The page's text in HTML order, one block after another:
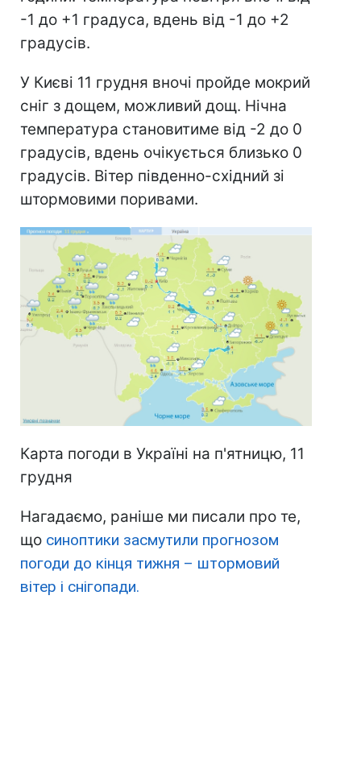
-1 до +1 градуса, вдень від -1 до +2
градусів.
У Києві 11 грудня вночі пройде мокрий
сніг з дощем, можливий дощ. Нічна
температура становитиме від -2 до 0
градусів, вдень очікується близько 0
градусів. Вітер південно-східний зі
штормовими поривами.
Карта погоди в Україні на п'ятницю, 11
грудня
Нагадаємо, раніше ми писали про те,
що синоптики засмутили прогнозом
погоди до кінця тижня – штормовий
вітер і снігопади.